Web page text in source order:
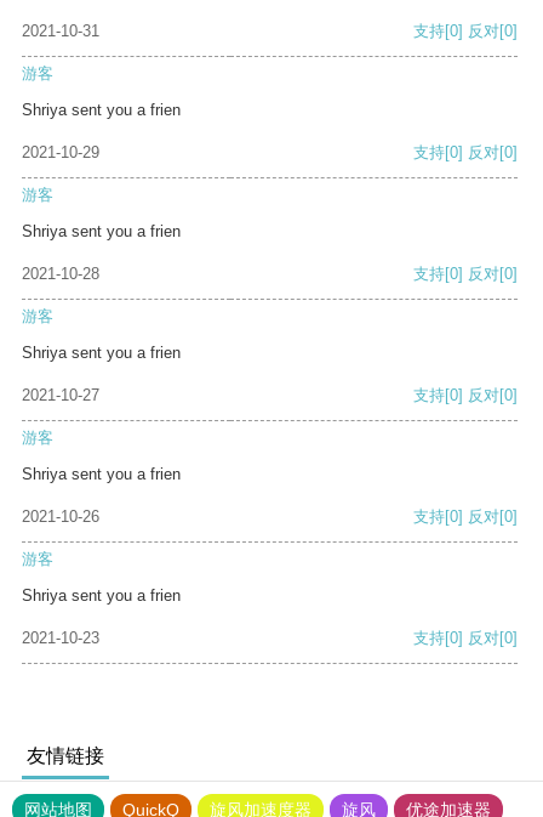
2021-10-31 支持[0] 反对[0]
游客
Shriya sent you a frien
2021-10-29 支持[0] 反对[0]
游客
Shriya sent you a frien
2021-10-28 支持[0] 反对[0]
游客
Shriya sent you a frien
2021-10-27 支持[0] 反对[0]
游客
Shriya sent you a frien
2021-10-26 支持[0] 反对[0]
游客
Shriya sent you a frien
2021-10-23 支持[0] 反对[0]
友情链接
网站地图 QuickQ 旋风加速度器 旋风 优途加速器